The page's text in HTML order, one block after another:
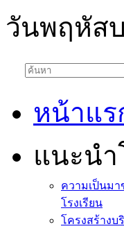
วันพฤหัส
หน้าแร
แนะนำ
ความเป็นมา
โรงเรียน
โครงสร้างบ